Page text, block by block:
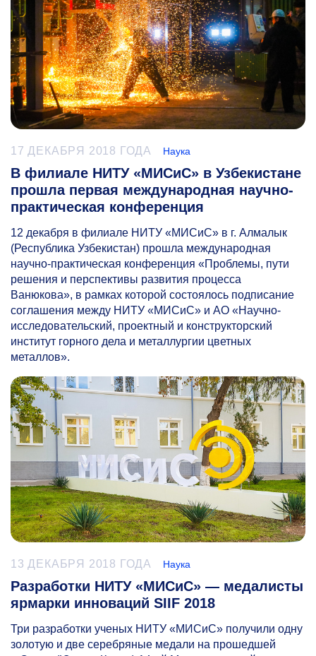
17 ДЕКАБРЯ 2018 ГОДА Наука
В филиале НИТУ «МИСиС» в Узбекистане
прошла первая международная научно-
практическая конференция
12 декабря в филиале НИТУ «МИСиС» в г. Алмалык
(Республика Узбекистан) прошла международная
научно-практическая конференция «Проблемы, пути
решения и перспективы развития процесса
Ванюкова», в рамках которой состоялось подписание
соглашения между НИТУ «МИСиС» и АО «Научно-
исследовательский, проектный и конструкторский
институт горного дела и металлургии цветных
металлов».
13 ДЕКАБРЯ 2018 ГОДА Наука
Разработки НИТУ «МИСиС» — медалисты
ярмарки инноваций SIIF 2018
Три разработки ученых НИТУ «МИСиС» получили одну
золотую и две серебряные медали на прошедшей